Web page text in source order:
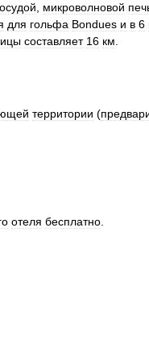
микроволновой
для гольфа Bondues и в 6
составляет 16 км
территории (
отеля бесплатно